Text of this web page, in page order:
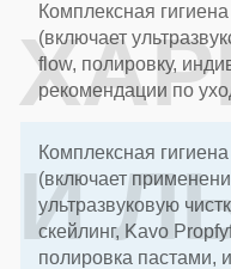
И
Комплексная
(включает
flow, полировку,
рекомендации по
Комплексная
(включает
ультразвуковую
скейлинг, Kavo
полировка пастами,